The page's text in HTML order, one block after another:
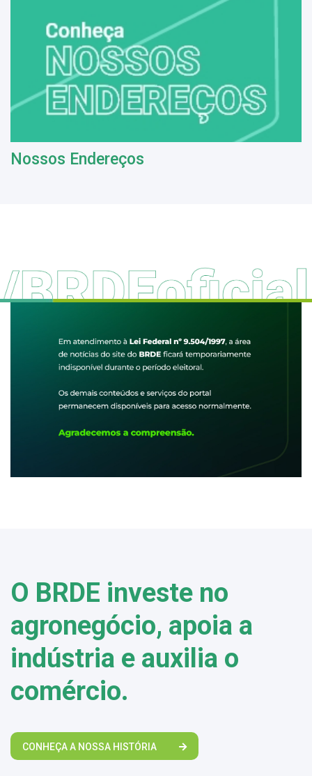
Nossos Endereços
O BRDE investe no
agronegócio, apoia a
indústria e auxilia o
comércio.
CONHEÇA A NOSSA HISTÓRIA